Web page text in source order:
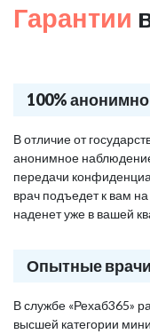
Гарантии
100% анонимно
В отличие от
анонимное
передачи
врач подъедет к вам
наденет уже в вашей
Опытные врачи
В службе «Рехаб365»
высшей категории